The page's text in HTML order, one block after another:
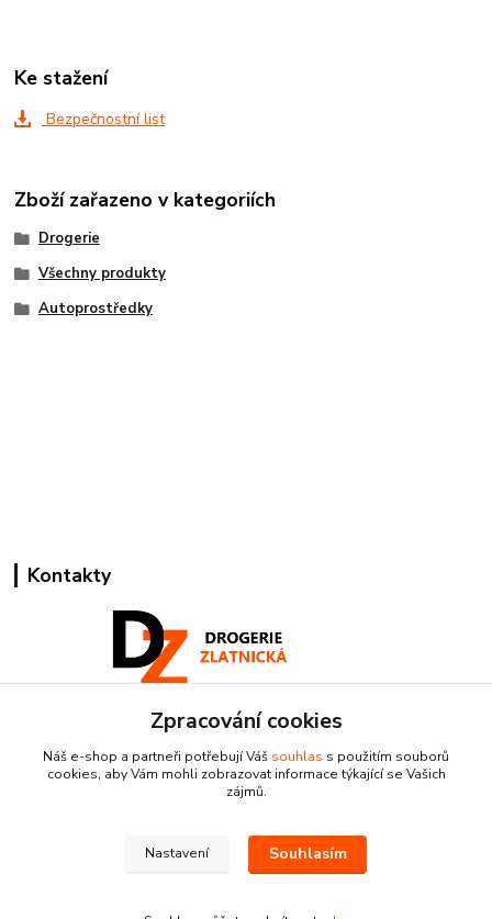
Ke stažení
Bezpečnostní list
Zboží zařazeno v kategoriích
Drogerie
Všechny produkty
Autoprostředky
Kontakty
Pracovní doba:
+420 224 818 812
Po-Pá: 8:00-18:00 hod.
Zpracování cookies
Náš e-shop a partneři potřebují Váš souhlas s použitím souborů
cookies, aby Vám mohli zobrazovat informace týkající se Vašich
zájmů.
Nastavení Souhlasím